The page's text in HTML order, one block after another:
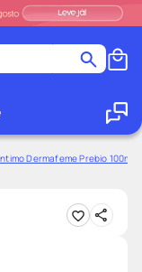
Dermafeme Prebio 100ml